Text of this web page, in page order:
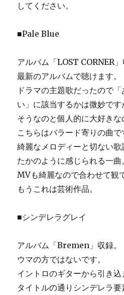
してください。
■Pale Blue
アルバム「LOST CORNER」
最新のアルバムで聴けます。
ドラマの主題歌だったので
い」に該当するかは微妙で
そうなのと個人的に大好きな
こちらはバラード寄りの曲で
綺麗なメロディーと切ない
たかのように感じられる一曲
MVも綺麗なので合わせて観
もうこれは芸術作品。
■シンデレラグレイ
アルバム「Bremen」収録。
ウマの方ではないです。
イントロのギターから引き込
タイトルの通りシンデレラ